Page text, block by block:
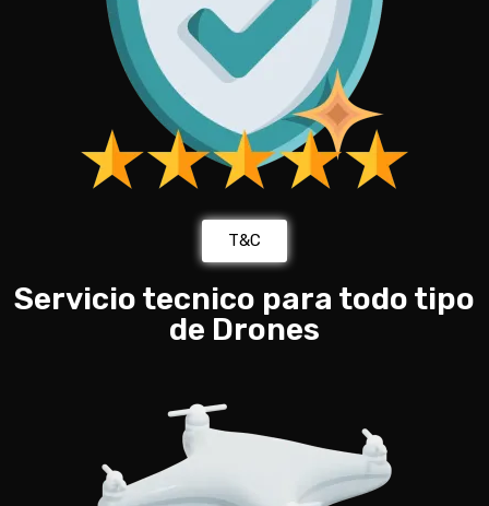
T&C
Servicio tecnico para todo tipo
de Drones